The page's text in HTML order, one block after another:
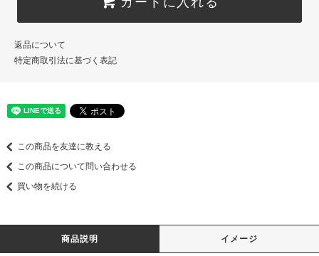
返品について
特定商取引法に基づく表記
この商品を友達に教える
この商品について問い合わせる
買い物を続ける
商品説明 イメージ